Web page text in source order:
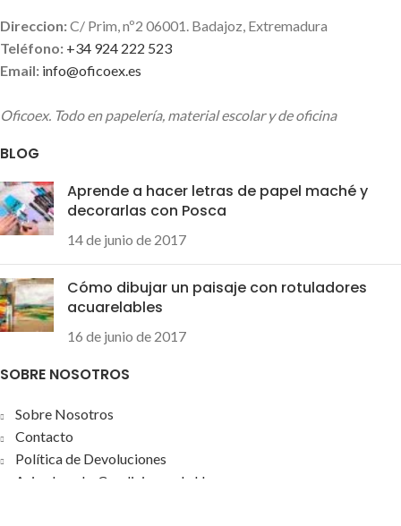
Direccion:C/ Prim, nº2 06001. Badajoz, Extremadura
Teléfono: +34 924 222 523
Email: info@oficoex.es
Oficoex. Todo en papelería, material escolar y de oficina
BLOG
Aprende a hacer letras de papel maché y
decorarlas con Posca
14 de junio de 2017
Cómo dibujar un paisaje con rotuladores
acuarelables
16 de junio de 2017
SOBRE NOSOTROS
Sobre Nosotros
Contacto
Política de Devoluciones
Aviso Legal y Condiciones de Uso